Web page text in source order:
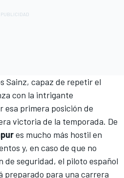
Sainz, capaz de repetir el
con la intrigante
primera posición de
victoria de la temporada. De
es mucho más hostil en
y, en caso de que no
de seguridad, el piloto español
preparado para una carrera